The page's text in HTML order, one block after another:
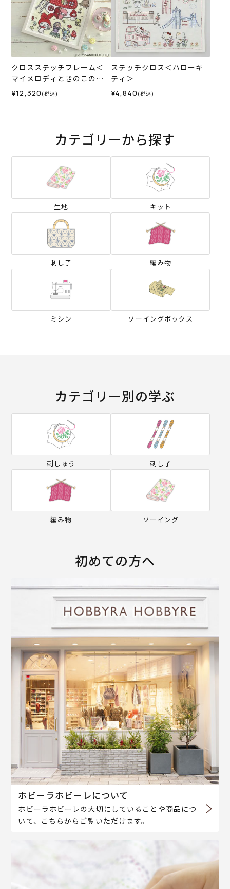
クロスステッチフレーム＜
マイメロディときのこの森
＞
¥12,320 (税込)
ステッチクロス＜ハローキ
ティ＞
¥4,840 (税込)
カテゴリーから探す
生地 キット
刺し子 編み物
ミシン ソーイングボックス
カテゴリー別の学ぶ
刺しゅう 刺し子
編み物 ソーイング
初めての方へ
ホビーラホビーレについて
ホビーラホビーレの大切にしていることや商品につ
いて、こちらからご覧いただけます。